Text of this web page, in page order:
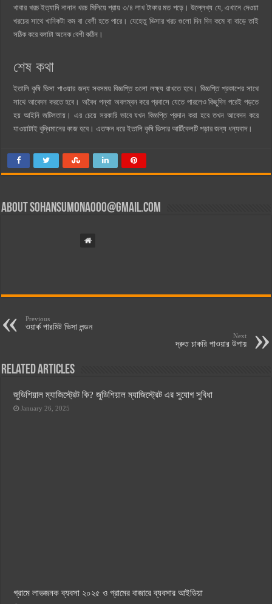
খাবার খরচ ইত্যাদি নানান খরচ মিলিয়ে প্রায় ৩/৪ লাখ টাকার মত পড়ে। উল্লেখ্য যে, এখানে দেওয়া
খরচের সাথে খানিকটা কম বা বেশী হতে পারে। যেহেতু ভিসার খরচ গুলো দিন দিন কমে বা বাড়ে তাই
সঠিক করে বলাটা অনেক বেশী কঠিন।
শেষ কথা
ইতালি কৃষি ভিসা পাওয়ার জন্য সবসময় বিজ্ঞপ্তি গুলো লক্ষ্য রাখতে হবে। বিজ্ঞপ্তি প্রকাশের সাথে
সাথে আবেদন করতে হবে। অবৈধ পন্থা অবলম্বন করে প্রবাসে যেতে পারলেও কিছুদিন পরেই পড়তে
হয় আইনি জটিলতায়। এর চেয়ে সরকারি ভাবে যখন বিজ্ঞপ্তি প্রদান করা হবে তখন আবেদন করে
যাওয়াটাই বুদ্ধিমানের কাজ হবে। এতক্ষন ধরে ইতালি কৃষি ভিসার আর্টিকেলটি পড়ার জন্য ধন্যবাদ।
Aboutsohansumona000@gmail.com
Previous
ওয়ার্ক পারমিট ভিসা লন্ডন
Next
দ্রুত চাকরি পাওয়ার উপায়
Related Articles
জুডিশিয়াল ম্যাজিস্ট্রেট কি? জুডিশিয়াল ম্যাজিস্ট্রেট এর সুযোগ সুবিধা
January 26, 2025
গ্রামে লাভজনক ব্যবসা ২০২৫ ও গ্রামের বাজারে ব্যবসার আইডিয়া